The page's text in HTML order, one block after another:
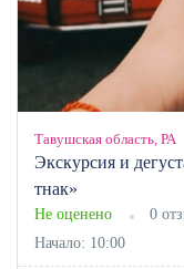
Тавушская область, РА
Экскурсия и
тнак»
Не оценено
0
Начало: 10:00